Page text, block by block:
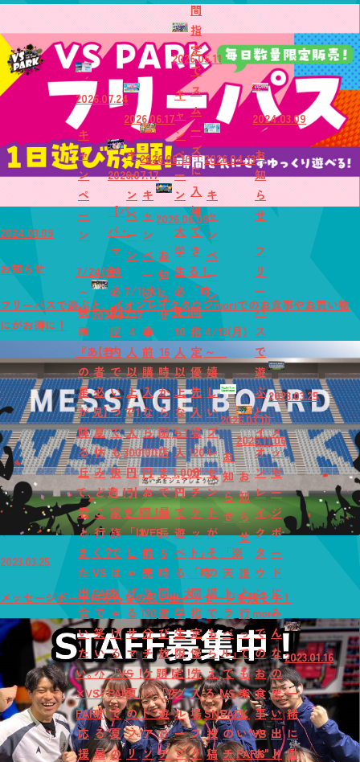
2026.07.24
キ
ャ
ン
ペ
ー
ン
7/24(金)
～
映
画
『あ
の
星
が
降
る
丘
で、
君
と
ま
た
出
会
い
た
い。』
×VS
PARK
応
援
2026.07.17
【若
者
必
見】
夏
休
み
ど
こ
行
く？
VS
PARK
で
笑
い
ハ
ジ
け
る
最
2026.07.17
【パ
パ・
マ
マ
必
見】
屋
内
で
い
つ
で
も
快
適！
家
族
で
は
し
ゃ
げ
る
「VS
PARK」
で
夏
の
2026.06.17
キ
ャ
ン
ペ
ー
ン
7/1(水)
～
4
人
以
上
で1
人
300
円
引
き！
「は
し
ゃ
げ
る
サ
マ
ー！
夏
の
フ
リ
2026.06.10
キ
ャ
ン
ペ
ー
ン
事
前
購
入
な
ら
100
円
お
得！
WEB
前
売
り
120
分
チ
ケ
ッ
ト
ア
ソ
2026.06.09
お
知
ら
せ
16
時
か
ら
閉
店
ま
で
最
長
5
時
間
遊
び
放
題！
「夜
遊
び
チ
2026.05.11
キ
ャ
ン
ペ
ー
ン
大
学
生
必
見！
10
人
以
上
な
ら1
人
1,000
円
で
遊
べ
る
「大
学
生
限
定！
グ
ル
ー
プ
間
指
定
で
ス
ム
ー
ズ
に
入
場
で
き
る！
「時
間
指
定
優
先
入
場
120
分
チ
ケ
ッ
ト」
「時
間
指
定
優
先
入
場
フ
リ
2026.04.13
キ
ャ
ン
ペ
ー
ン
4/13(月)
～
嬉
し
い
プ
レ
ゼ
ン
ト
が
そ
の
場
で
も
ら
え
る！
SNS
投
稿
2026.03.10
お
知
ら
せ
「楽
天
ト
ラ
ベ
ル」
で
VS
PARK
の
チ
2025.11.06
お
知
ら
せ
誰
と
行
っ
て
も
楽
し
い"VS
PARK"！
2024.03.09
お
知
ら
せ
フ
リ
ー
パ
ス
で
遊
ぶ
と、
イ
オ
ン
レ
イ
ク
タ
ウ
ン
mori
で
の
お
食
事
や
お
2023.03.25
メ
ッ
セ
ー
ジ
ボ
ー
ド
に
み
ん
な
の
思
い
出
メ
2023.01.16
一
緒
に
働
2024.03.09
お知らせ
フリーパスで遊ぶと、イオンレイクタウンmoriでのお食事やお買い物
にがお得に！
2023.03.25
メッセージボードにみんなの思い出メッセージを残そう！